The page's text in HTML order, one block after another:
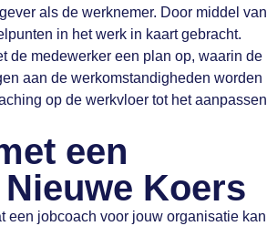
als de werknemer. Door middel van
in het werk in kaart gebracht.
de medewerker een plan op, waarin de
aan de werkomstandigheden worden
op de werkvloer tot het aanpassen
een
Koers
een jobcoach voor jouw organisatie kan